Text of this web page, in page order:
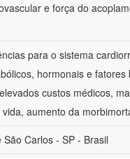
e força do
para o sistema
hormonais e
custos médicos,
aumento da
Carlos - SP - Brasil